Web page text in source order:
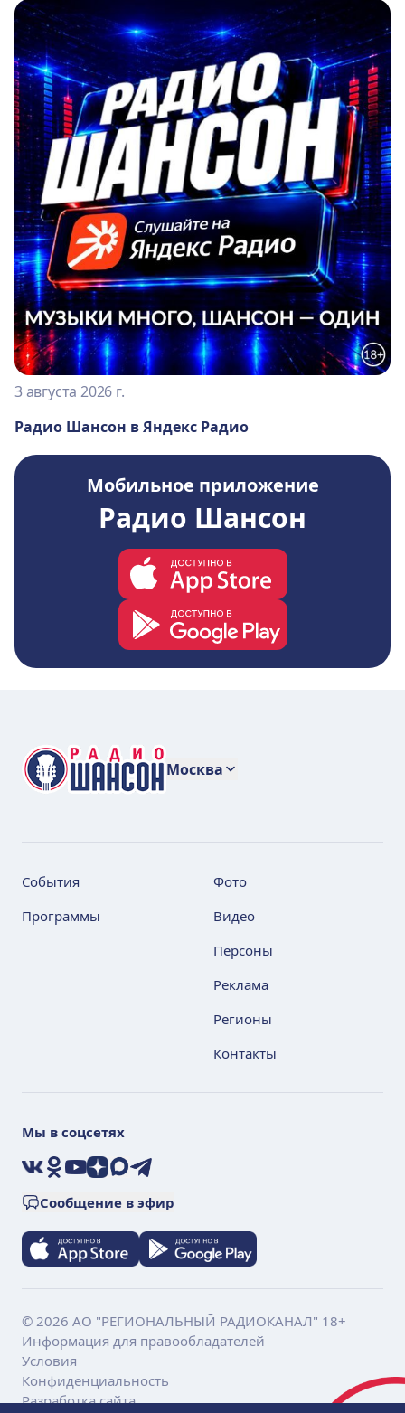
3 августа 2026 г.
Радио Шансон в Яндекс Радио
Мобильное приложение
Радио Шансон
Москва
События
Программы
Фото
Видео
Персоны
Реклама
Регионы
Контакты
Мы в соцсетях
VKOkYouTube
ДзенMaxTelegram
Сообщение в эфир
© 2026 АО "РЕГИОНАЛЬНЫЙ РАДИОКАНАЛ" 18+
Информация для правообладателей
Условия
Конфиденциальность
Разработка сайта